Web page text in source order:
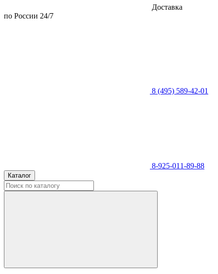
Доставка
по России 24/7
8 (495) 589-42-01
8-925-011-89-88
Каталог